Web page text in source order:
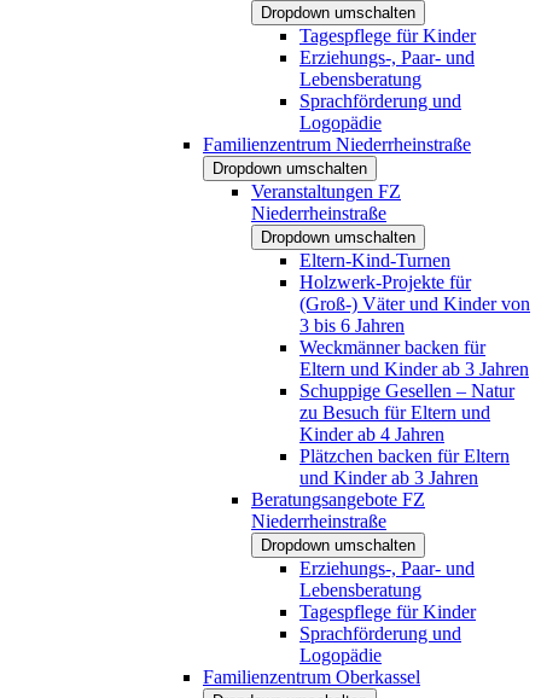
Dropdown umschalten
Tagespflege für Kinder
Erziehungs-, Paar- und
Lebensberatung
Sprachförderung und
Logopädie
Familienzentrum Niederrheinstraße
Dropdown umschalten
Veranstaltungen FZ
Niederrheinstraße
Dropdown umschalten
Eltern-Kind-Turnen
Holzwerk-Projekte für
(Groß-) Väter und Kinder von
3 bis 6 Jahren
Weckmänner backen für
Eltern und Kinder ab 3 Jahren
Schuppige Gesellen – Natur
zu Besuch für Eltern und
Kinder ab 4 Jahren
Plätzchen backen für Eltern
und Kinder ab 3 Jahren
Beratungsangebote FZ
Niederrheinstraße
Dropdown umschalten
Erziehungs-, Paar- und
Lebensberatung
Tagespflege für Kinder
Sprachförderung und
Logopädie
Familienzentrum Oberkassel